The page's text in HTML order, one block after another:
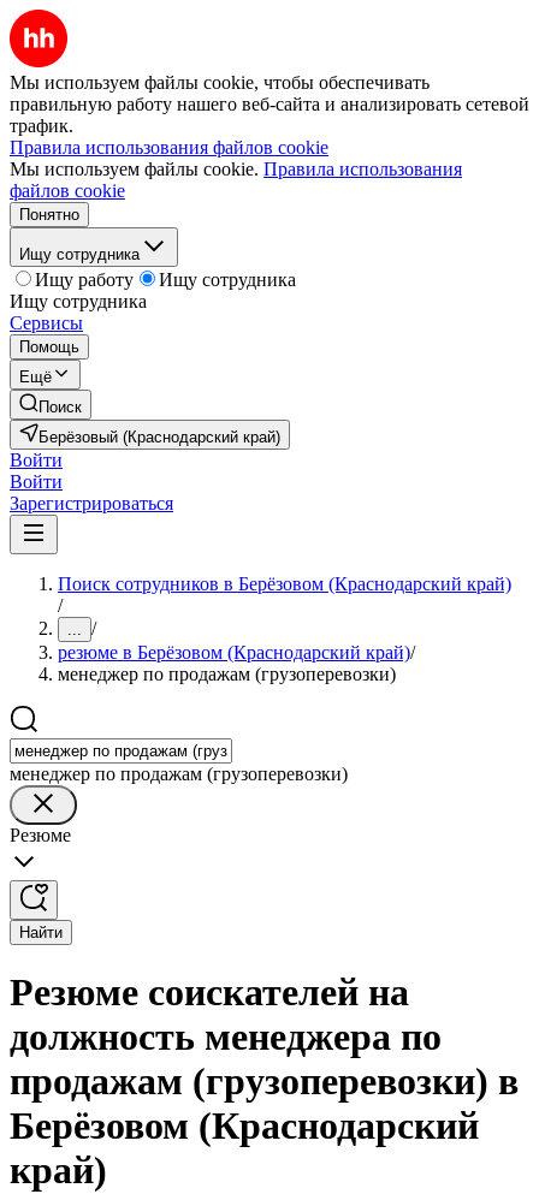
Мы используем файлы cookie, чтобы обеспечивать
правильную работу нашего веб-сайта и анализировать сетевой
трафик.
Правила использования файлов cookie
Мы используем файлы cookie. Правила использования
файлов cookie
Понятно
Ищу сотрудника
Ищу работу
Ищу сотрудника
Ищу сотрудника
Сервисы
Помощь
Ещё
Поиск
Берёзовый (Краснодарский край)
Войти
Войти
Зарегистрироваться
Поиск сотрудников в Берёзовом (Краснодарский край)
/
... /
резюме в Берёзовом (Краснодарский край)/
менеджер по продажам (грузоперевозки)
менеджер по продажам (грузоперевозки)
Резюме
Найти
Резюме соискателей на
должность менеджера по
продажам (грузоперевозки) в
Берёзовом (Краснодарский
край)